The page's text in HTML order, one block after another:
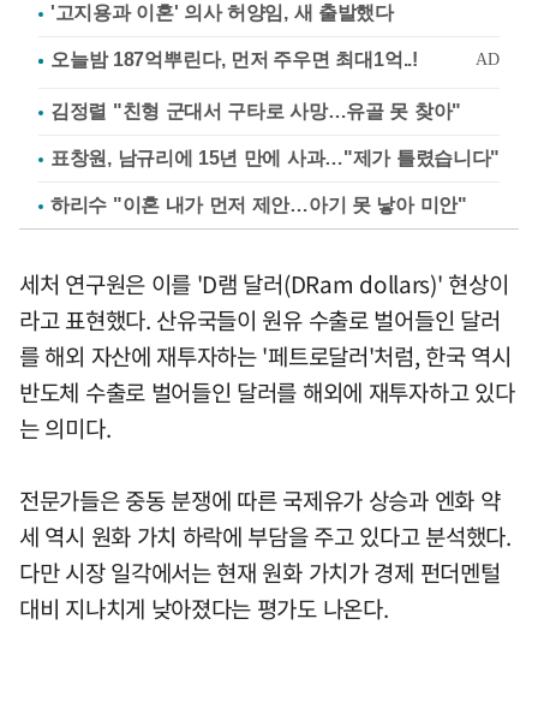
'고지용과 이혼' 의사 허양임, 새 출발했다
김정렬 "친형 군대서 구타로 사망…유골 못 찾아"
표창원, 남규리에 15년 만에 사과…"제가 틀렸습니다"
하리수 "이혼 내가 먼저 제안…아기 못 낳아 미안"
세처 연구원은 이를 'D램 달러(DRam dollars)' 현상이
라고 표현했다. 산유국들이 원유 수출로 벌어들인 달러
를 해외 자산에 재투자하는 '페트로달러'처럼, 한국 역시
반도체 수출로 벌어들인 달러를 해외에 재투자하고 있다
는 의미다.
전문가들은 중동 분쟁에 따른 국제유가 상승과 엔화 약
세 역시 원화 가치 하락에 부담을 주고 있다고 분석했다.
다만 시장 일각에서는 현재 원화 가치가 경제 펀더멘털
대비 지나치게 낮아졌다는 평가도 나온다.